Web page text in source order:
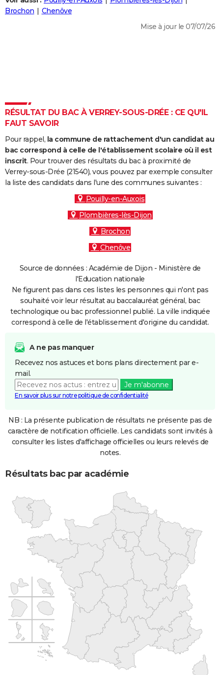
Destinations
City break
Voyage nature
Voyage de noces
Forum
Climat
+
PHOTO
Dictionnaire
Biographies
Citations
Expressions
Proverbes
PROGRAMME TV
S'inscrire
Se connecter
Lycées
Collèges
Primaires
Universités
Entreprises
Service militaire
Avis de recherche
AVIS DE DÉCÈS
FORUM
Brochon
Chenôve
Mise à jour le 07/07/26
RÉSULTAT DU BAC À VERREY-SOUS-DRÉE : CE QU'IL
FAUT SAVOIR
Pour rappel, la commune de rattachement d'un candidat au
bac correspond à celle de l'établissement scolaire où il est
inscrit. Pour trouver des résultats du bac à proximité de
Verrey-sous-Drée (21540), vous pouvez par exemple consulter
la liste des candidats dans l'une des communes suivantes :
Pouilly-en-Auxois
Plombières-lès-Dijon
Brochon
Chenôve
Source de données : Académie de Dijon - Ministère de
l'Education nationale
Ne figurent pas dans ces listes les personnes qui n'ont pas
souhaité voir leur résultat au baccalauréat général, bac
technologique ou bac professionnel publié. La ville indiquée
correspond à celle de l'établissement d'origine du candidat.
A ne pas manquer
Recevez nos astuces et bons plans directement par e-
mail.
Je m'abonne
En savoir plus sur notre politique de confidentialité
NB : La présente publication de résultats ne présente pas de
caractère de notification officielle. Les candidats sont invités à
consulter les listes d'affichage officielles ou leurs relevés de
notes.
Résultats bac par académie